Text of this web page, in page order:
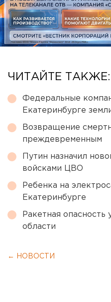
ЧИТАЙТЕ ТАКЖЕ:
Федеральные
Екатеринбурге
Возвращение
преждевременным
Путин назначил
войсками ЦВО
Ребенка на
Екатеринбурге
Ракетная опасность
области
← НОВОСТИ